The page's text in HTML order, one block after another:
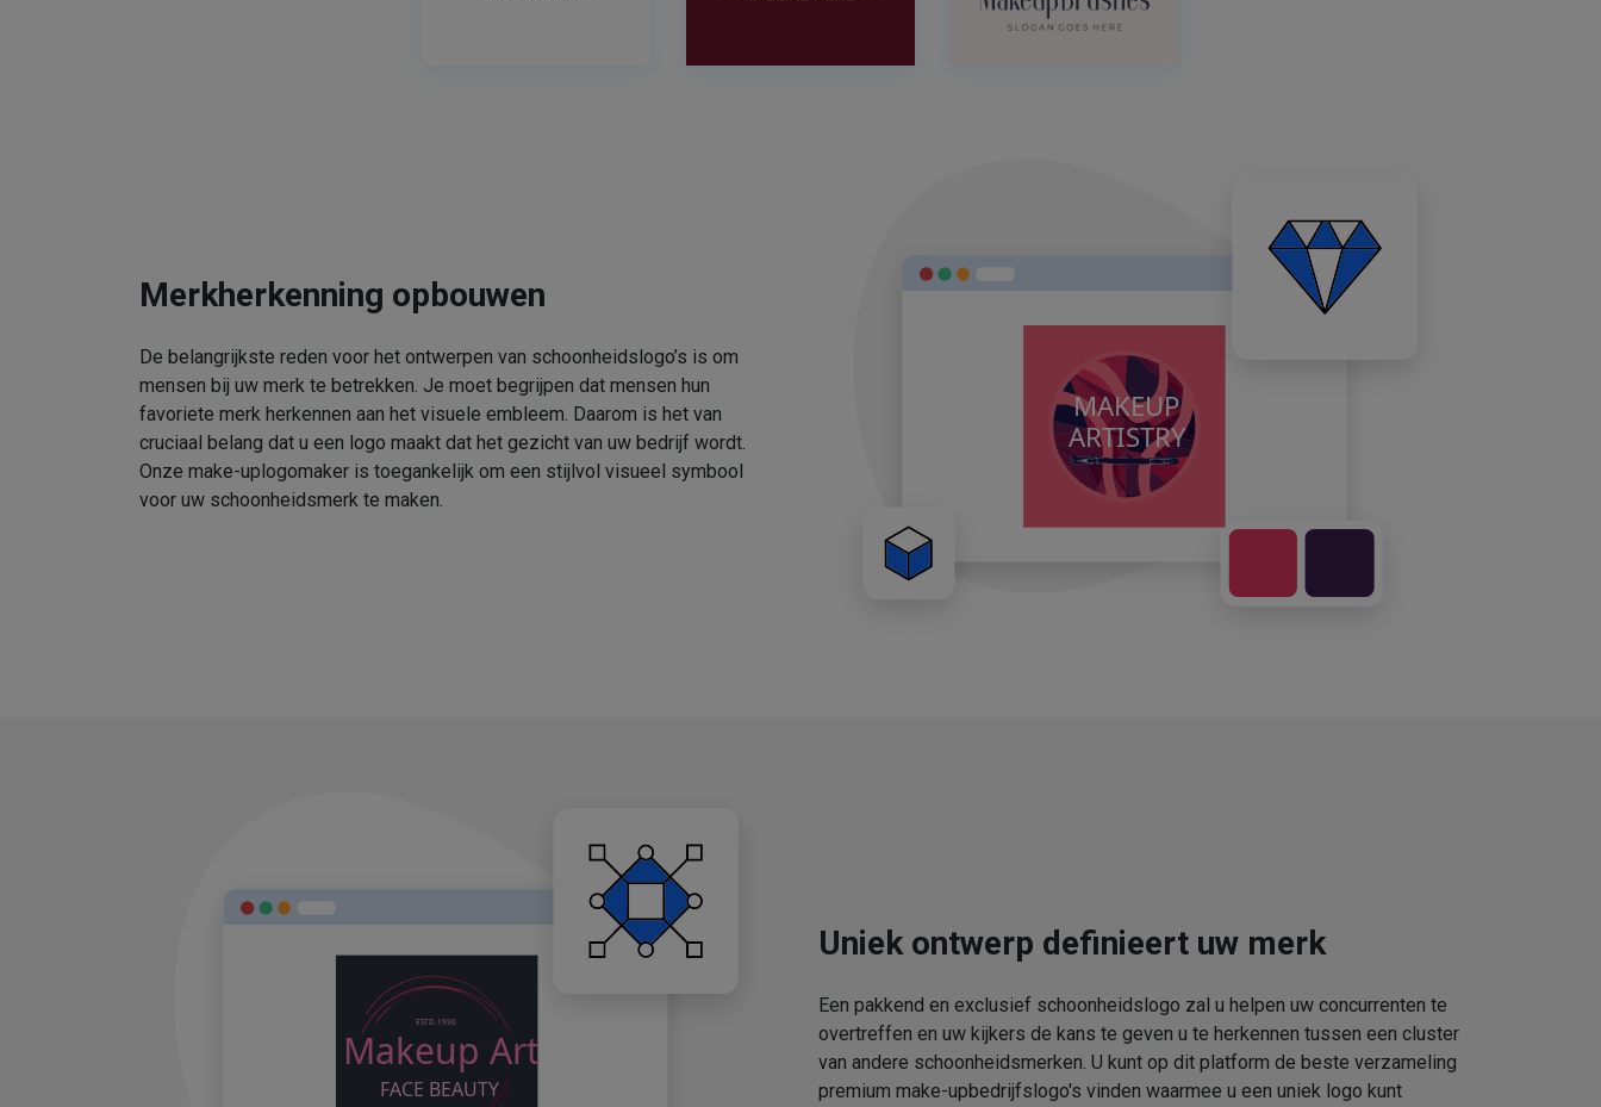
Merkherkenning opbouwen
De belangrijkste reden voor het ontwerpen van schoonheidslogo’s is om
mensen bij uw merk te betrekken. Je moet begrijpen dat mensen hun
favoriete merk herkennen aan het visuele embleem. Daarom is het van
cruciaal belang dat u een logo maakt dat het gezicht van uw bedrijf wordt.
Onze make-uplogomaker is toegankelijk om een stijlvol visueel symbool
voor uw schoonheidsmerk te maken.
Uniek ontwerp definieert uw merk
Een pakkend en exclusief schoonheidslogo zal u helpen uw concurrenten te
overtreffen en uw kijkers de kans te geven u te herkennen tussen een cluster
van andere schoonheidsmerken. U kunt op dit platform de beste verzameling
premium make-upbedrijfslogo's vinden waarmee u een uniek logo kunt